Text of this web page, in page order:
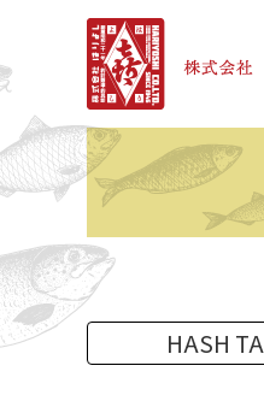
HASH